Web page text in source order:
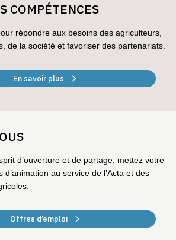
COMPÉTENCES
répondre aux besoins des agriculteurs,
de la société et favoriser des partenariats.
En savoir plus
d’ouverture et de partage, mettez votre
au service de l’Acta et des
Offres d’emploi